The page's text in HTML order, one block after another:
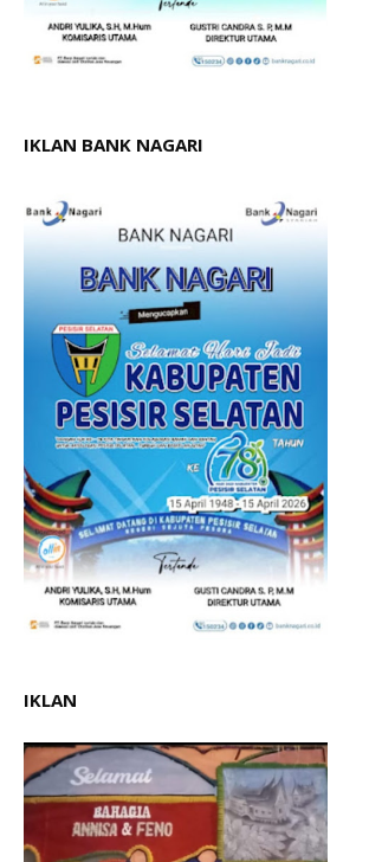
IKLAN BANK NAGARI
IKLAN